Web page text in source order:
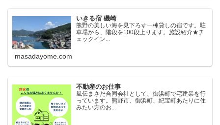
いきる宿 磯崎
熊野の美しい海を見下ろす一棟貸しの宿です。駐
車場から、階段を100段上ります。施設紹介★チ
ェックイン...
masadayome.com
不動産のお仕事
風伝まさだ合同会社として、御浜町で宅建業を行
っています。熊野市、御浜町、紀宝町あたりに住
みたい方のお...